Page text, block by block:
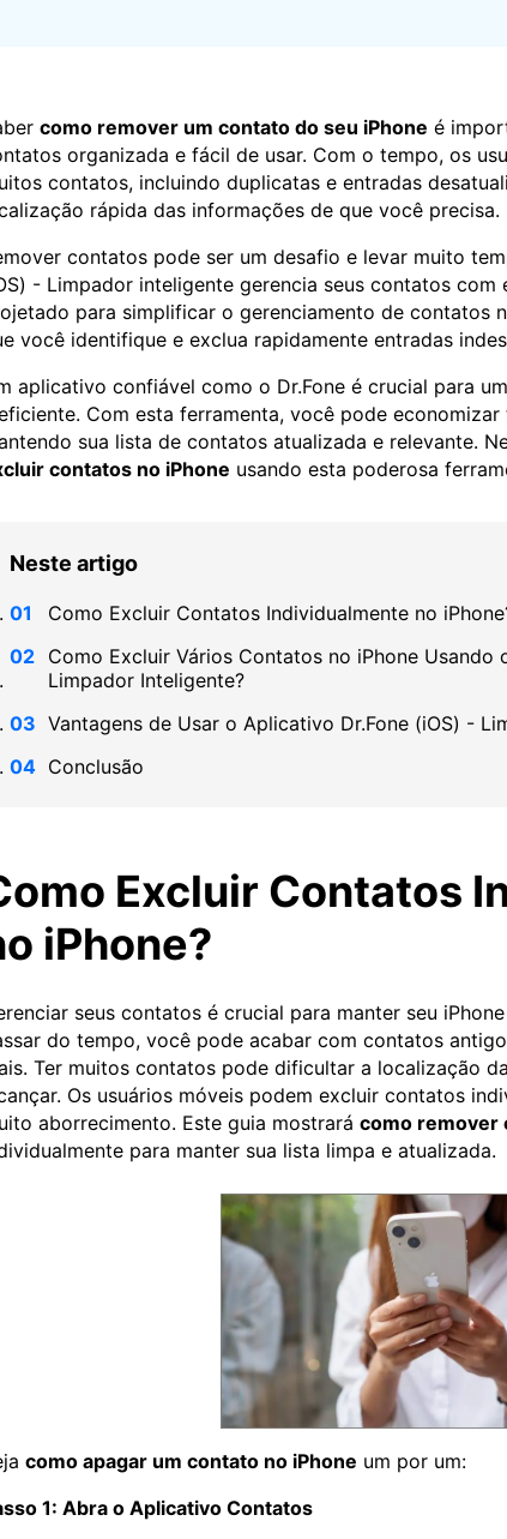
como remover um contato do seu iPhone é
organizada e fácil de usar. Com o tempo, os
contatos, incluindo duplicatas e entradas
rápida das informações de que você precisa.
contatos pode ser um desafio e levar muito
- Limpador inteligente gerencia seus contatos
para simplificar o gerenciamento de contatos
você identifique e exclua rapidamente entradas
aplicativo confiável como o Dr.Fone é crucial para
Com esta ferramenta, você pode
sua lista de contatos atualizada e relevante.
contatos no iPhone usando esta poderosa
Neste artigo
Como Excluir Contatos Individualmente no
Como Excluir Vários Contatos no iPhone Usando
Limpador Inteligente?
Vantagens de Usar o Aplicativo Dr.Fone (iOS) -
Conclusão
Excluir Contatos
iPhone?
seus contatos é crucial para manter seu
do tempo, você pode acabar com contatos
Ter muitos contatos pode dificultar a localização
Os usuários móveis podem excluir contatos
aborrecimento. Este guia mostrará como remover
para manter sua lista limpa e atualizada.
como apagar um contato no iPhone um por um:
1: Abra o Aplicativo Contatos